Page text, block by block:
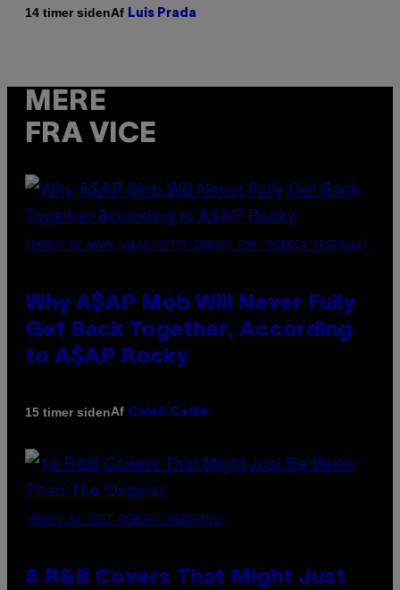
14 timer sidenAf Luis Prada
MERE
FRA VICE
(PHOTO BY NOAM GALAI/GETTY IMAGES FOR TRIBECA FESTIVAL)
Why A$AP Mob Will Never Fully
Get Back Together, According
to A$AP Rocky
15 timer sidenAf Caleb Catlin
(PHOTO BY EBET ROBERTS/REDFERNS)
8 R&B Covers That Might Just